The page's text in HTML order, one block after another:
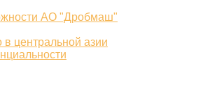
АО "Дробмаш"
в центральной азии